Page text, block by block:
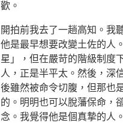
歡。
開拍前我去了一趟高知。我
他是最早想要改變土佐的人
星」，但在嚴苛的階級制度
人，正是半平太。然後，深
後雖然被命令切腹，但那也
的。明明也可以脫藩保命，
念。我覺得他是個真摯的人